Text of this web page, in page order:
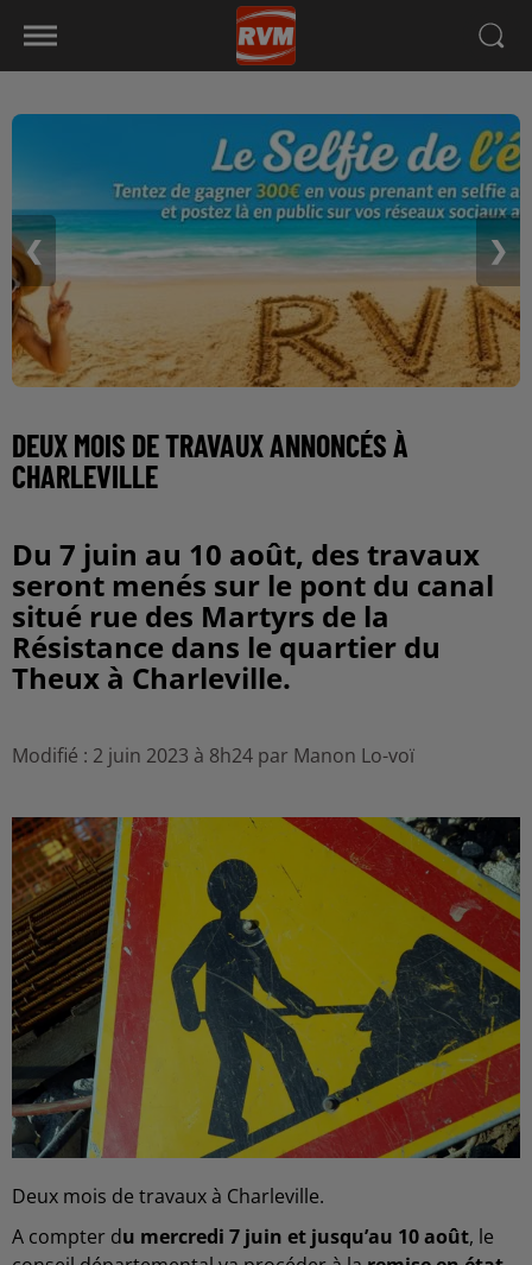
❮ ❯
DEUX MOIS DE TRAVAUX ANNONCÉS À
CHARLEVILLE
Du 7 juin au 10 août, des travaux
seront menés sur le pont du canal
situé rue des Martyrs de la
Résistance dans le quartier du
Theux à Charleville.
Modifié : 2 juin 2023 à 8h24 par Manon Lo-voï
Deux mois de travaux à Charleville.
A compter du mercredi 7 juin et jusqu’au 10 août, le